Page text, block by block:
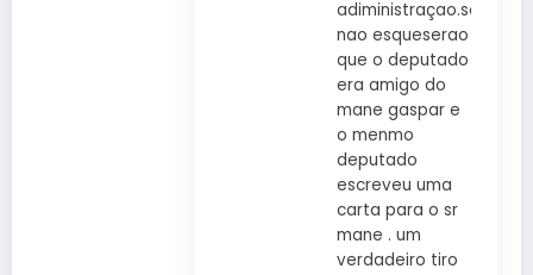
adiministraçao.so
nao esqueserao
que o deputado
era amigo do
mane gaspar e
o menmo
deputado
escreveu uma
carta para o sr
mane . um
verdadeiro tiro